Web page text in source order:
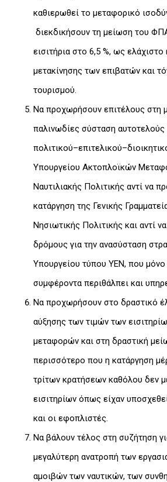
καθιερωθεί το μεταφορικό
διεκδικήσουν τη μείωση του
εισιτήρια στο 6,5 %, ως ελάχιστο
μετακίνησης των επιβατών και
τουρισμού.
Να προχωρήσουν επιτέλους στη
παλινωδίες σύσταση αυτοτελούς
Υπουργείου Ακτοπλοϊκών
Ναυτιλιακής Πολιτικής αντί να
κατάργηση της Γενικής
Νησιωτικής Πολιτικής και αντί
δρόμους για την ανασύσταση
Υπουργείου τύπου ΥΕΝ, που μόνο
συμφέροντα περιθάλπει και
Να προχωρήσουν στο δραστικό
αύξησης των τιμών των
μεταφορών και στη δραστική
περισσότερο που η κατάργηση
τρίτων κρατήσεων καθόλου δεν
εισιτηρίων όπως είχαν
και οι εφοπλιστές.
Να βάλουν τέλος στη συζήτηση
μεγαλύτερη ανατροπή των
αμοιβών των ναυτικών, των